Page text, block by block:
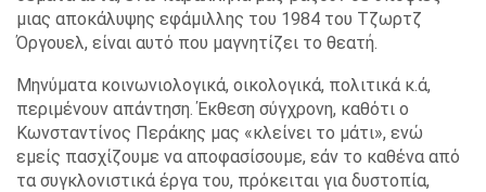
μιας αποκάλυψης εφάμιλλης του 1984 του Τζωρτζ
Όργουελ, είναι αυτό που μαγνητίζει το θεατή.
Μηνύματα κοινωνιολογικά, οικολογικά, πολιτικά κ.ά,
περιμένουν απάντηση. Έκθεση σύγχρονη, καθότι ο
Κωνσταντίνος Περάκης μας «κλείνει το μάτι», ενώ
εμείς πασχίζουμε να αποφασίσουμε, εάν το καθένα από
τα συγκλονιστικά έργα του, πρόκειται για δυστοπία,